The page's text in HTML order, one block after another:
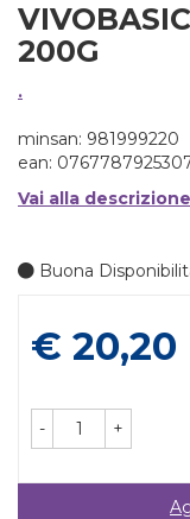
200G
.
minsan: 981999220
ean:
Vai alla
Buona
Prezzo
€ 20,20
- +